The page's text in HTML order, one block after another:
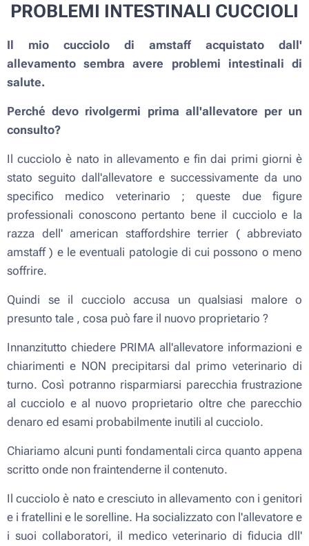
PROBLEMI INTESTINALI CUCCIOLI
Il mio cucciolo di amstaff acquistato dall'
allevamento sembra avere problemi intestinali di
salute.
Perché devo rivolgermi prima all'allevatore per un
consulto?
Il cucciolo è nato in allevamento e fin dai primi giorni è
stato seguito dall'allevatore e successivamente da uno
specifico medico veterinario ; queste due figure
professionali conoscono pertanto bene il cucciolo e la
razza dell' american staffordshire terrier ( abbreviato
amstaff ) e le eventuali patologie di cui possono o meno
soffrire.
Quindi se il cucciolo accusa un qualsiasi malore o
presunto tale , cosa può fare il nuovo proprietario ?
Innanzitutto chiedere PRIMA all'allevatore informazioni e
chiarimenti e NON precipitarsi dal primo veterinario di
turno. Così potranno risparmiarsi parecchia frustrazione
al cucciolo e al nuovo proprietario oltre che parecchio
denaro ed esami probabilmente inutili al cucciolo.
Chiariamo alcuni punti fondamentali circa quanto appena
scritto onde non fraintenderne il contenuto.
Il cucciolo è nato e cresciuto in allevamento con i genitori
e i fratellini e le sorelline. Ha socializzato con l'allevatore e
i suoi collaboratori, il medico veterinario di fiducia dll'